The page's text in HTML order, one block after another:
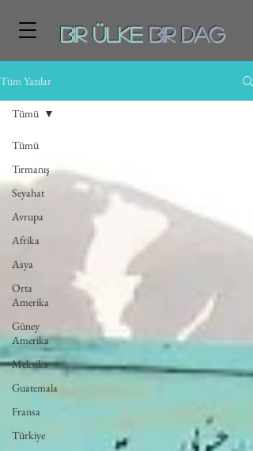
Bir ÜLKEBiR DAg
Tüm Yazılar
Tümü
Tırmanış
Seyahat
Avrupa
Afrika
Asya
Orta
Amerika
Güney
Amerika
Meksika
Guatemala
Fransa
Türkiye
Tümü